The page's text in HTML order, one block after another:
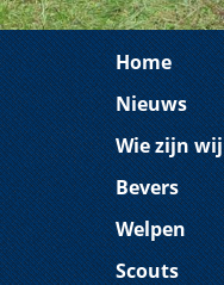
Home
Nieuws
Wie zijn wij
Bevers
Welpen
Scouts